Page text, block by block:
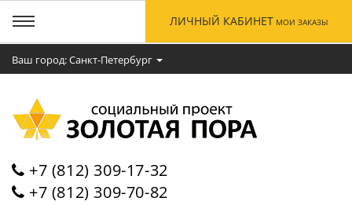
Ваш город: Cанкт-Петербург
+7 (812) 309-17-32
+7 (812) 309-70-82
ЛИЧНЫЙ КАБИНЕТ МОИ ЗАКАЗЫ